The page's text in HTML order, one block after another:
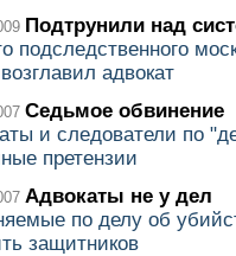
Подтрунили над
подследственного
адвокат
Седьмое обвинение
и следователи по
претензии
Адвокаты не у дел
по делу об
защитников